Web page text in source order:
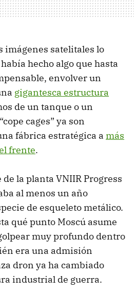
imágenes satelitales lo
hecho algo que hasta
envolver un
gigantesca estructura
de un tanque o un
cages” ya son
fábrica estratégica a más
frente.
la planta VNIIR Progress
al menos un año
de esqueleto metálico.
qué punto Moscú asume
muy profundo dentro
era una admisión
dron ya ha cambiado
industrial de guerra.